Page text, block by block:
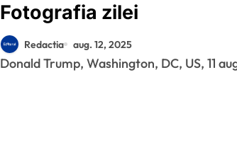
Fotografia zilei
Redactia aug. 12, 2025
Donald Trump, Washington, DC, US, 11